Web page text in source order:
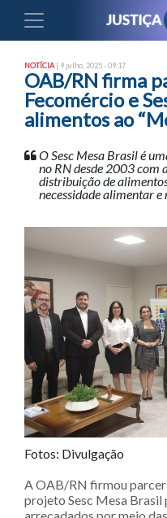
NOTÍCIA | 9 julho, 2025 - 09:17
OAB/RN firma
Fecomércio e
alimentos ao
O Sesc Mesa Brasil é
no RN desde 2003 com
distribuição de
necessidade alimentar
Fotos: Divulgação
A OAB/RN firmou
projeto Sesc Mesa Brasil
arrecadados por meio